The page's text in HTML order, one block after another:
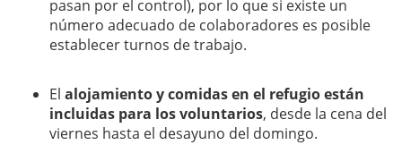
pasan por el control), por lo que si existe un
número adecuado de colaboradores es posible
establecer turnos de trabajo.
El alojamiento y comidas en el refugio están
incluidas para los voluntarios, desde la cena del
viernes hasta el desayuno del domingo.